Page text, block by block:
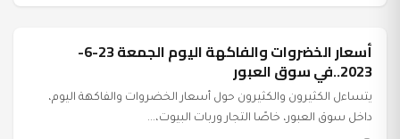
عرب وعالم أسعار الخضروات والفاكهة اليوم الجمعة 23-6-
2023..في سوق العبور
يتساءل الكثيرون والكثيرون حول أسعار الخضروات والفاكهة اليوم،
داخل سوق العبور، خاصًا التجار وربات البيوت،...